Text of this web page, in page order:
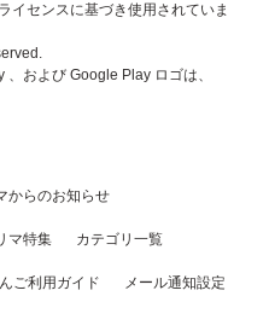
イセンスに基づき使用されていま
および Google Play ロゴは、
からのお知らせ
マ特集 カテゴリ一覧
ご利用ガイド メール通知設定